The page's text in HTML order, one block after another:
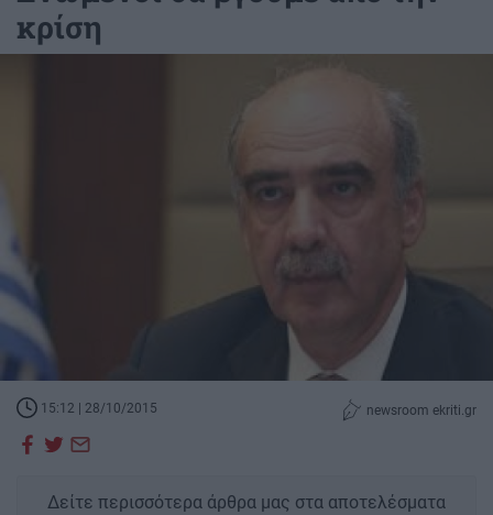
κρίση
15:12 | 28/10/2015 newsroom ekriti.gr
Δείτε περισσότερα άρθρα μας στα αποτελέσματα